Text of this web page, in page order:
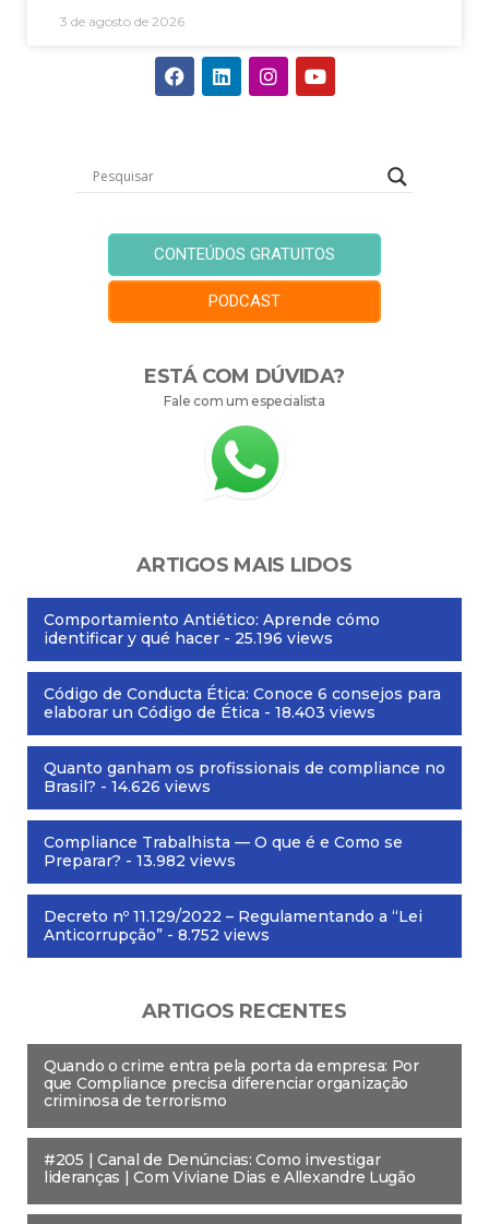
3 de agosto de 2026
CONTEÚDOS GRATUITOS
PODCAST
ESTÁ COM DÚVIDA?
Fale com um especialista
ARTIGOS MAIS LIDOS
Comportamiento Antiético: Aprende cómo
identificar y qué hacer - 25.196 views
Código de Conducta Ética: Conoce 6 consejos para
elaborar un Código de Ética - 18.403 views
Quanto ganham os profissionais de compliance no
Brasil? - 14.626 views
Compliance Trabalhista — O que é e Como se
Preparar? - 13.982 views
Decreto nº 11.129/2022 – Regulamentando a “Lei
Anticorrupção” - 8.752 views
ARTIGOS RECENTES
Quando o crime entra pela porta da empresa: Por
que Compliance precisa diferenciar organização
criminosa de terrorismo
#205 | Canal de Denúncias: Como investigar
lideranças | Com Viviane Dias e Allexandre Lugão